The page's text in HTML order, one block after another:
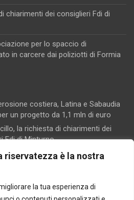
riservatezza è la nostra
la tua esperienza di
chiarimenti dei consiglieri Fdi di
per lo spaccio di
in carcere dai poliziotti di Formia
costiera, Latina e Sabaudia
un progetto da 1,1 mln di euro
la richiesta di chiarimenti dei
Fdi di Minturno
e delocalizzazione della
ed associazione per lo